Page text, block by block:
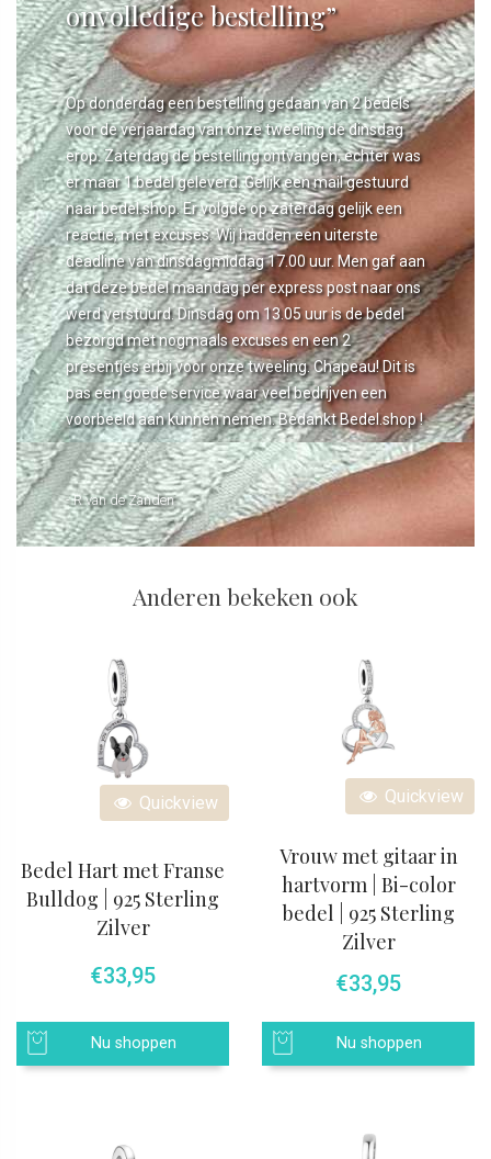
onvolledige bestelling”
Op donderdag een bestelling gedaan van 2 bedels
voor de verjaardag van onze tweeling de dinsdag
erop. Zaterdag de bestelling ontvangen, echter was
er maar 1 bedel geleverd. Gelijk een mail gestuurd
naar bedel.shop. Er volgde op zaterdag gelijk een
reactie, met excuses. Wij hadden een uiterste
deadline van dinsdagmiddag 17.00 uur. Men gaf aan
dat deze bedel maandag per express post naar ons
werd verstuurd. Dinsdag om 13.05 uur is de bedel
bezorgd met nogmaals excuses en een 2
presentjes erbij voor onze tweeling. Chapeau! Dit is
pas een goede service waar veel bedrijven een
voorbeeld aan kunnen nemen. Bedankt Bedel.shop !
- R van de Zanden
Anderen bekeken ook
Quickview
Bedel Hart met Franse
Bulldog | 925 Sterling
Zilver
€33,95
Nu shoppen
Quickview
Vrouw met gitaar in
hartvorm | Bi-color
bedel | 925 Sterling
Zilver
€33,95
Nu shoppen